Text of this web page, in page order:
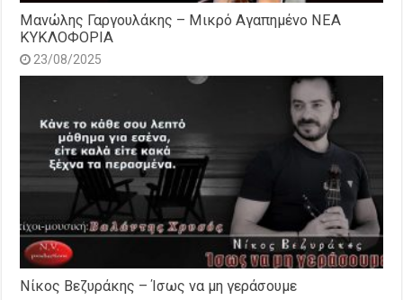
Μανώλης Γαργουλάκης – Μικρό Αγαπημένο NEΑ
ΚΥΚΛΟΦΟΡΙΑ
23/08/2025
Νίκος Βεζυράκης – Ίσως να μη γεράσουμε